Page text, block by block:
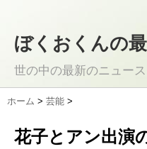
ぼくおくんの
世の中の最新のニュー
ホーム > 芸能 >
花子とアン出演